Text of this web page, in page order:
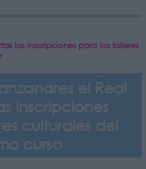
las inscripciones para los talleres
el Real
inscripciones
culturales del
curso